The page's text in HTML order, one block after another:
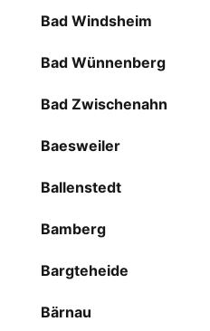
Bad Windsheim
Bad Wünnenberg
Bad Zwischenahn
Baesweiler
Ballenstedt
Bamberg
Bargteheide
Bärnau